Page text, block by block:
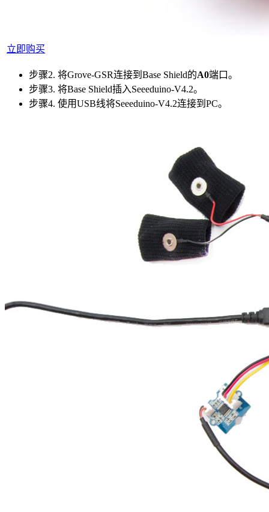
立即购买
步骤2. 将Grove-GSR连接到Base Shield的A0端口。
步骤3. 将Base Shield插入Seeeduino-V4.2。
步骤4. 使用USB线将Seeeduino-V4.2连接到PC。